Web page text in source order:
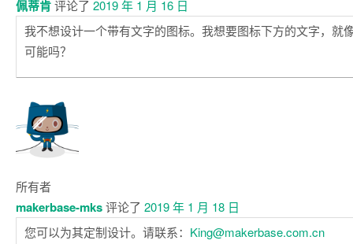
佩蒂肯评论了 2019 年 1 月 16 日
我不想设计一个带有文字的图标。我想要图标下方的文字，就
可能吗？
所有者
makerbase-mks评论了 2019 年 1 月 18 日
您可以为其定制设计。请联系： King@makerbase.com.cn